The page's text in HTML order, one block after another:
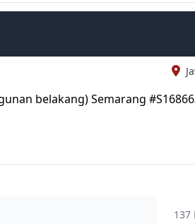
belakang) Semarang
137